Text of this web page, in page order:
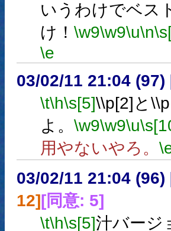
いうわけでベス
け！ \w9\w9\u\n
\e
03/02/11 21:04 (97)
\t\h\s[5]\\p[2]と
よ。 \w9\w9\u
用やないやろ。
03/02/11 21:04 (96)
12][同意: 5]
\t\h\s[5]汁バージ